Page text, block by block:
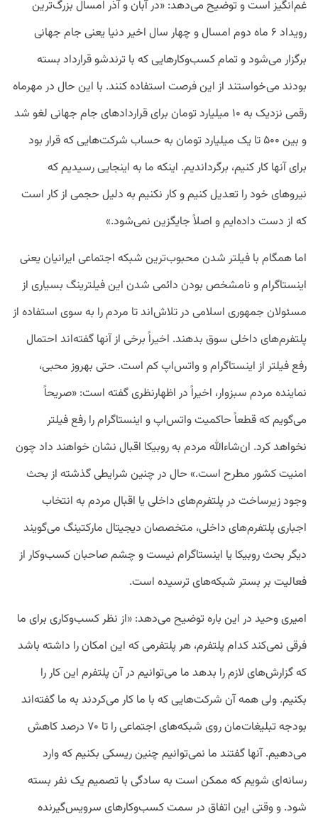
غم‌انگیز است و توضیح می‌دهد: «در آبان و آذر امسال بزرگ‌ترین
رویداد ۶ ماه دوم امسال و چهار سال اخیر دنیا یعنی جام جهانی
برگزار می‌شود و تمام کسب‌وکارهایی که با ترندشو قرارداد بسته
بودند می‌خواستند از این فرصت استفاده کنند. با این‌ حال در مهرماه
رقمی نزدیک به ۱۰ میلیارد تومان برای قراردادهای جام جهانی لغو شد
و بین ۵۰۰ تا یک میلیارد تومان به حساب شرکت‌هایی که قرار بود
برای آنها کار کنیم، برگرداندیم. اینکه ما به اینجایی رسیدیم که
نیروهای خود را تعدیل کنیم و کار نکنیم به دلیل حجمی از کار است
که از دست داده‌ایم و اصلاً جایگزین نمی‌شود.»
اما همگام با فیلتر شدن محبوب‌ترین شبکه اجتماعی ایرانیان یعنی
اینستاگرام و نامشخص بودن دائمی شدن این فیلترینگ بسیاری از
مسئولان جمهوری اسلامی در تلاش‌اند تا مردم را به سوی استفاده از
پلتفرم‌های داخلی سوق بدهند. اخیراً برخی از آنها گفته‌اند احتمال
رفع فیلتر از اینستاگرام و واتس‌اپ کم است. حتی بهروز محبی،
نماینده مردم سبزوار، اخیراً در اظهارنظری گفته است: «صریحاً
می‌گویم که قطعاً حاکمیت واتس‌اپ و اینستاگرام را رفع فیلتر
نخواهد کرد. ان‌شاءالله مردم به روبیکا اقبال نشان خواهند داد چون
امنیت کشور مطرح است.» حال در چنین شرایطی گذشته از بحث
وجود زیرساخت در پلتفرم‌های داخلی یا اقبال مردم به انتخاب
اجباری پلتفرم‌های داخلی، متخصصان دیجیتال مارکتینگ می‌گویند
دیگر بحث روبیکا یا اینستاگرام نیست و چشم‌ صاحبان کسب‌وکار از
فعالیت بر بستر شبکه‌های ترسیده است.
امیری وحید در این‌ باره توضیح می‌دهد: «از نظر کسب‌وکاری برای ما
فرقی نمی‌کند کدام پلتفرم، هر پلتفرمی که این امکان را داشته باشد
که گزارش‌های لازم را بدهد ما می‌توانیم در آن پلتفرم این کار را
بکنیم. ولی همه آن شرکت‌هایی که با ما کار می‌کردند به ما گفته‌اند
بودجه تبلیغات‌مان روی شبکه‌های اجتماعی را تا ۷۰ درصد کاهش
می‌دهیم. آنها گفتند ما نمی‌توانیم چنین ریسکی بکنیم که وارد
رسانه‌ای شویم که ممکن است به سادگی با تصمیم یک نفر بسته
شود. و وقتی این اتفاق در سمت کسب‌وکارهای سرویس‌گیرنده